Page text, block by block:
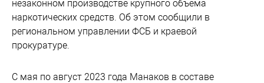
незаконном производстве крупного объема
наркотических средств. Об этом сообщили в
региональном управлении ФСБ и краевой
прокуратуре.
С мая по август 2023 года Манаков в составе